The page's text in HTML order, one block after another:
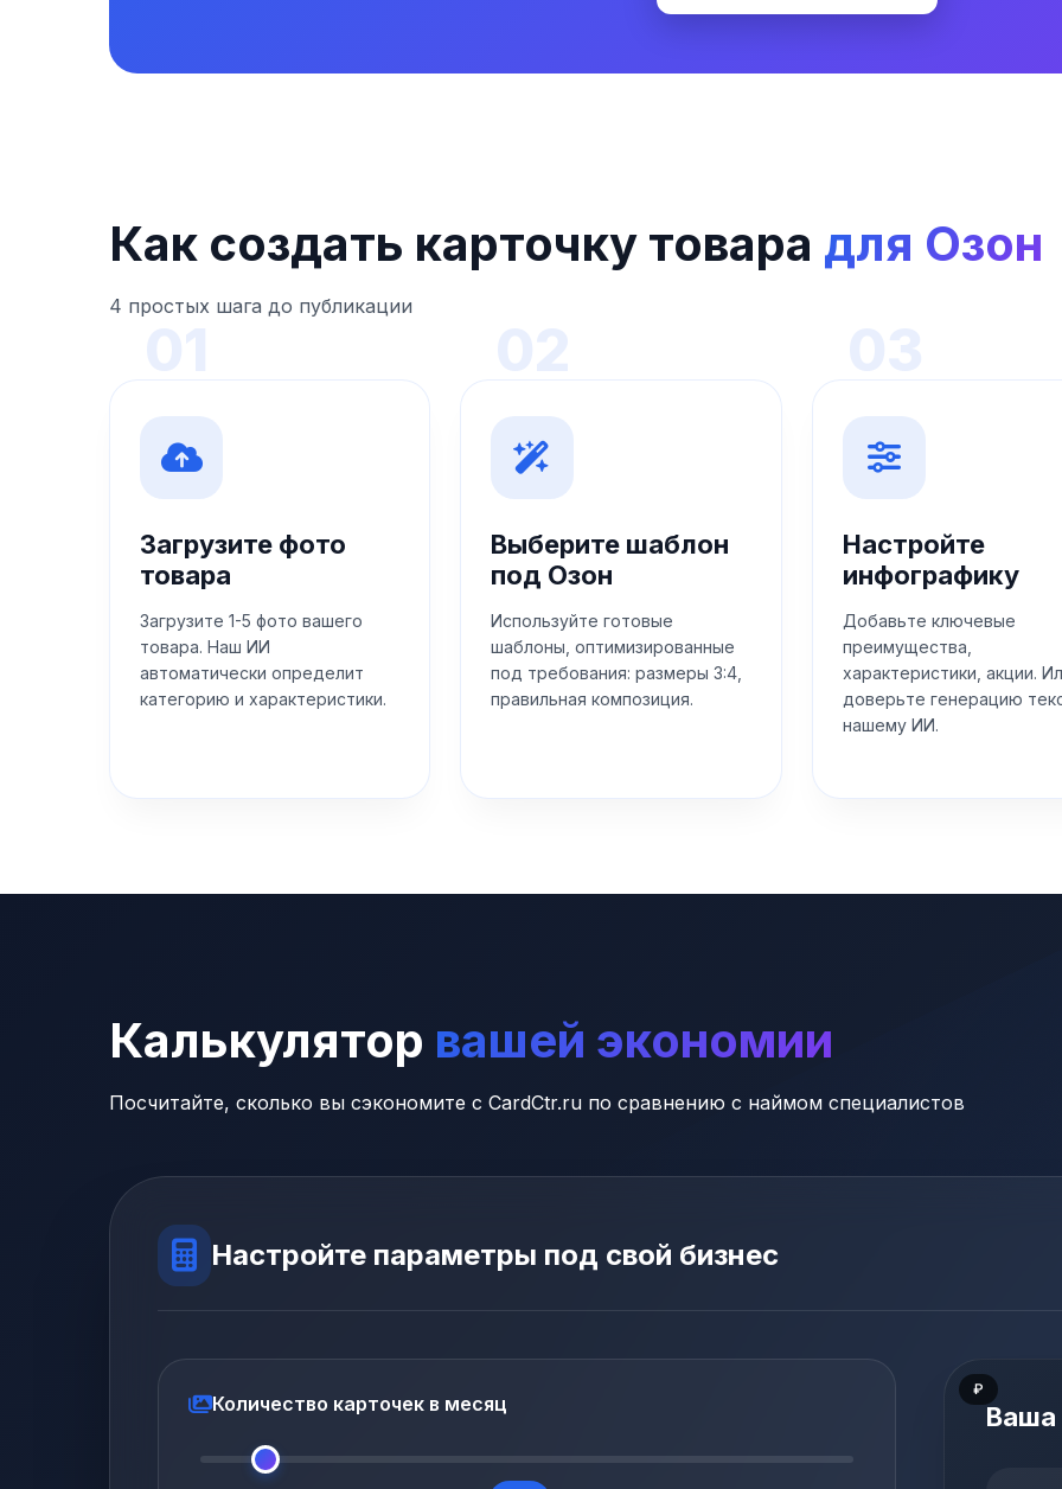
Как создать карточку товара для Озон
4 простых шага до публикации
Загрузите фото
товара
Загрузите 1-5 фото вашего
товара. Наш ИИ
автоматически определит
категорию и характеристики.
Выберите шаблон
под Озон
Используйте готовые
шаблоны, оптимизированные
под требования: размеры 3:4,
правильная композиция.
Настройте
инфографику
Добавьте ключевые
преимущества,
характеристики, акции.
доверьте генерацию
нашему ИИ.
Калькулятор вашей экономии
Посчитайте, сколько вы сэкономите с CardCtr.ru по сравнению с наймом специалистов
Настройте параметры под свой бизнес
Количество карточек в месяц Ваша
₽